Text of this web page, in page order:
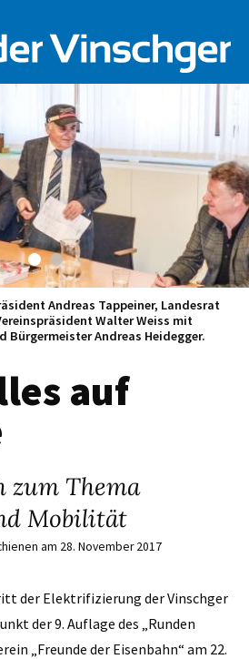
Andreas Tappeiner, Landesrat
Walter Weiss mit
Bürgermeister Andreas Heidegger.
auf
zum Thema
Mobilität
am 28. November 2017
der Elektrifizierung der Vinschger
der 9. Auflage des „Runden
„Freunde der Eisenbahn“ am 22.